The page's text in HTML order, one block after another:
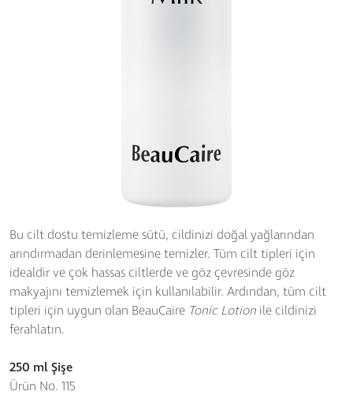
Bu cilt dostu temizleme sütü, cildinizi doğal yağlarından
arındırmadan derinlemesine temizler. Tüm cilt tipleri için
idealdir ve çok hassas ciltlerde ve göz çevresinde göz
makyajını temizlemek için kullanılabilir. Ardından, tüm cilt
tipleri için uygun olan BeauCaire Tonic Lotion ile cildinizi
ferahlatın.
250 ml Şişe
Ürün No. 115